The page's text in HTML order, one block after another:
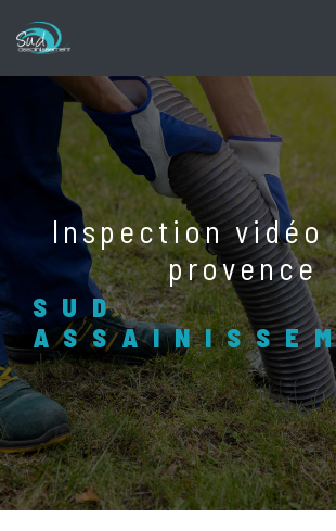
inspection vidéo Aix en
provence
SUD